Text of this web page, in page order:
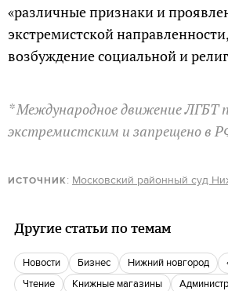
«различные признаки и
экстремистской
возбуждение социальной и
* Международное движение ЛГБТ
экстремистским и запрещено в
ИСТОЧНИК: Московский районный суд
Другие статьи по темам
новости бизнес нижний новгород
чтение
книжные магазины